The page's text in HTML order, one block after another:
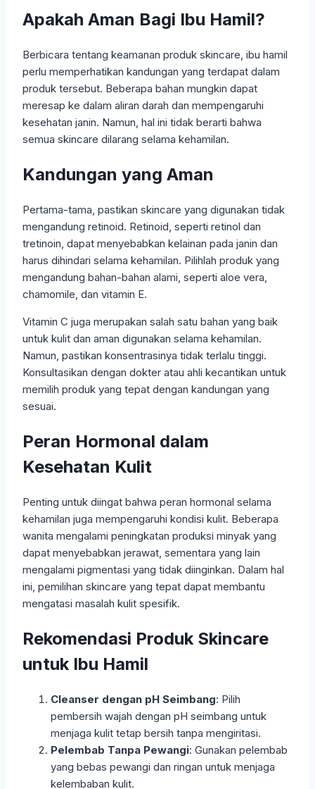
Apakah Aman Bagi Ibu Hamil?
Berbicara tentang keamanan produk skincare, ibu hamil
perlu memperhatikan kandungan yang terdapat dalam
produk tersebut. Beberapa bahan mungkin dapat
meresap ke dalam aliran darah dan mempengaruhi
kesehatan janin. Namun, hal ini tidak berarti bahwa
semua skincare dilarang selama kehamilan.
Kandungan yang Aman
Pertama-tama, pastikan skincare yang digunakan tidak
mengandung retinoid. Retinoid, seperti retinol dan
tretinoin, dapat menyebabkan kelainan pada janin dan
harus dihindari selama kehamilan. Pilihlah produk yang
mengandung bahan-bahan alami, seperti aloe vera,
chamomile, dan vitamin E.
Vitamin C juga merupakan salah satu bahan yang baik
untuk kulit dan aman digunakan selama kehamilan.
Namun, pastikan konsentrasinya tidak terlalu tinggi.
Konsultasikan dengan dokter atau ahli kecantikan untuk
memilih produk yang tepat dengan kandungan yang
sesuai.
Peran Hormonal dalam
Kesehatan Kulit
Penting untuk diingat bahwa peran hormonal selama
kehamilan juga mempengaruhi kondisi kulit. Beberapa
wanita mengalami peningkatan produksi minyak yang
dapat menyebabkan jerawat, sementara yang lain
mengalami pigmentasi yang tidak diinginkan. Dalam hal
ini, pemilihan skincare yang tepat dapat membantu
mengatasi masalah kulit spesifik.
Rekomendasi Produk Skincare
untuk Ibu Hamil
Cleanser dengan pH Seimbang: Pilih
pembersih wajah dengan pH seimbang untuk
menjaga kulit tetap bersih tanpa mengiritasi.
Pelembab Tanpa Pewangi: Gunakan pelembab
yang bebas pewangi dan ringan untuk menjaga
kelembaban kulit.